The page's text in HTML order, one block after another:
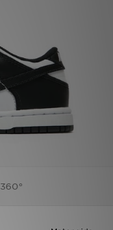
360°